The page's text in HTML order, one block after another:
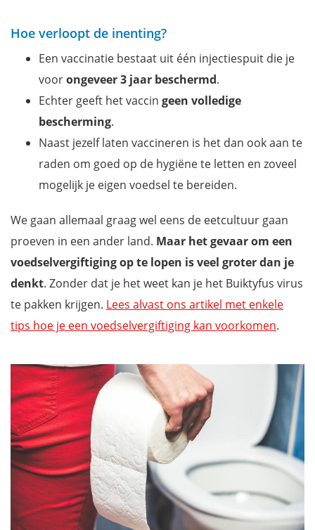
Hoe verloopt de inenting?
Een vaccinatie bestaat uit één injectiespuit die je
voorongeveer 3 jaar beschermd.
Echter geeft het vaccin geen volledige
bescherming.
Naast jezelf laten vaccineren is het dan ook aan te
raden om goed op de hygiëne te letten en zoveel
mogelijk je eigen voedsel te bereiden.
We gaan allemaal graag wel eens de eetcultuur gaan
proeven in een ander land. Maar het gevaar om een
voedselvergiftiging op te lopen is veel groter dan je
denkt. Zonder dat je het weet kan je het Buiktyfus virus
te pakken krijgen. Lees alvast ons artikel met enkele
tips hoe je een voedselvergiftiging kan voorkomen.